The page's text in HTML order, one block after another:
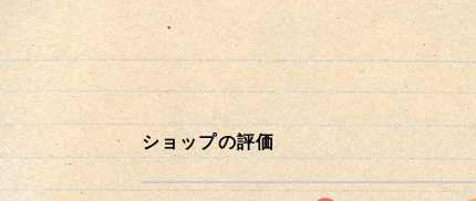
ショップの評価